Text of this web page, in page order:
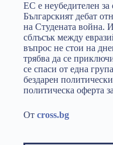
ЕС е неубедителен за
Българският дебат
на Студената война.
сблъсък между
въпрос не стои на
трябва да се
се спаси от една
бездарен
политическа оферта
От cross.bg